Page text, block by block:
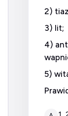
2)
3) lit;
4)
5)